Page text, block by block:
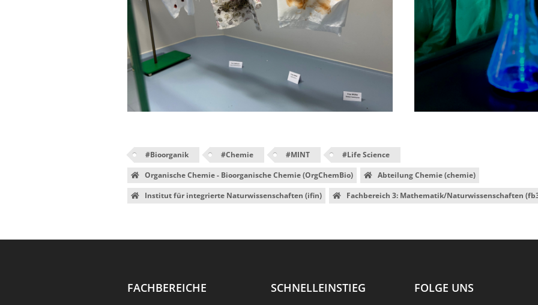
#Bioorganik #Chemie #MINT #Life Science
Organische Chemie - Bioorganische Chemie (OrgChemBio)
Abteilung Chemie (chemie)
Institut für integrierte Naturwissenschaften (ifin)
Fachbereich 3: Mathematik/Naturwissenschaften
FACHBEREICHE
SCHNELLEINSTIEG
FOLGE UNS